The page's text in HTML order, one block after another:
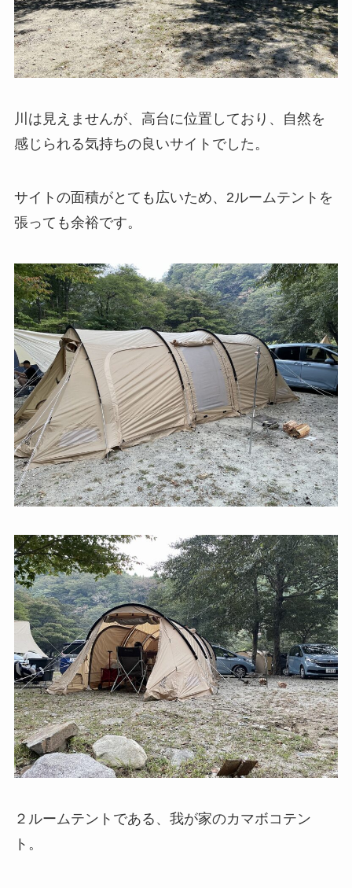
川は見えませんが、高台に位置しており、自然を
感じられる気持ちの良いサイトでした。
サイトの面積がとても広いため、2ルームテントを
張っても余裕です。
２ルームテントである、我が家のカマボコテン
ト。